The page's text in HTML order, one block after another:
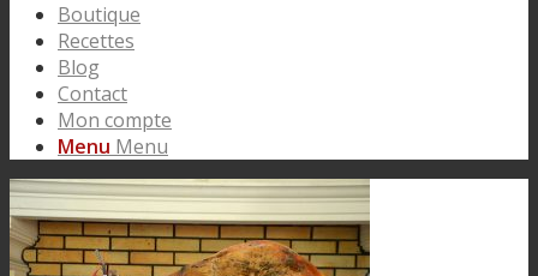
Boutique
Recettes
Blog
Contact
Mon compte
Menu Menu